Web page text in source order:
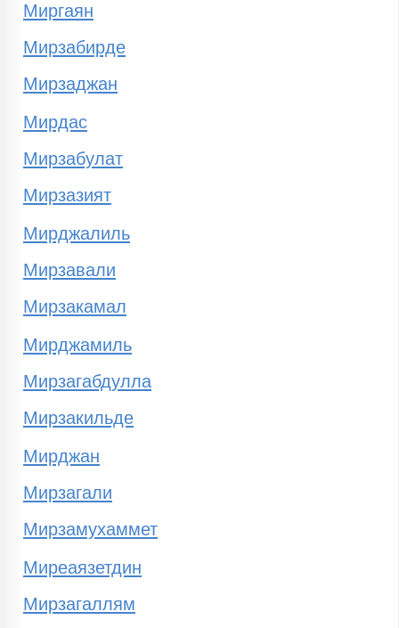
Миргаян
Мирзабирде
Мирзаджан
Мирдас
Мирзабулат
Мирзазият
Мирджалиль
Мирзавали
Мирзакамал
Мирджамиль
Мирзагабдулла
Мирзакильде
Мирджан
Мирзагали
Мирзамухаммет
Миреаязетдин
Мирзагаллям